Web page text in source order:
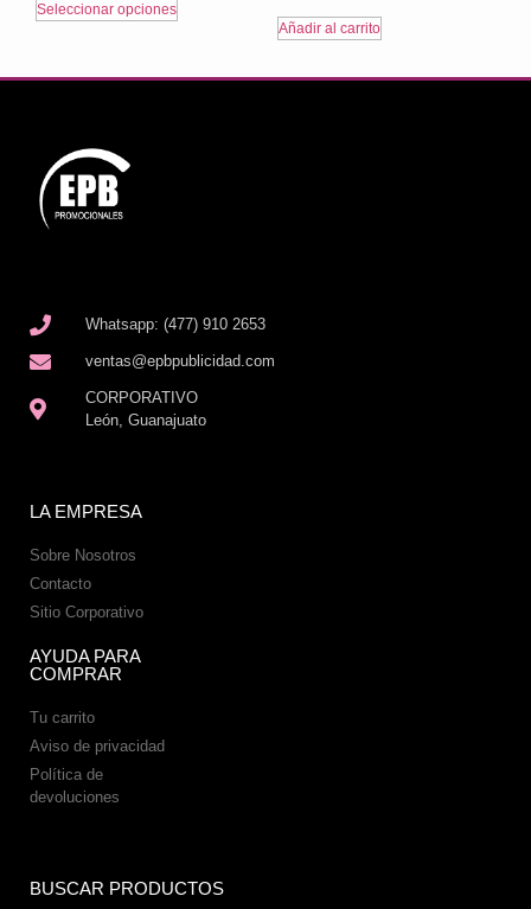
Seleccionar opciones
Añadir al carrito
Whatsapp: (477) 910 2653
ventas@epbpublicidad.com
CORPORATIVO
León, Guanajuato
LA EMPRESA
Sobre Nosotros
Contacto
Sitio Corporativo
AYUDA PARA
COMPRAR
Tu carrito
Aviso de privacidad
Política de
devoluciones
BUSCAR PRODUCTOS